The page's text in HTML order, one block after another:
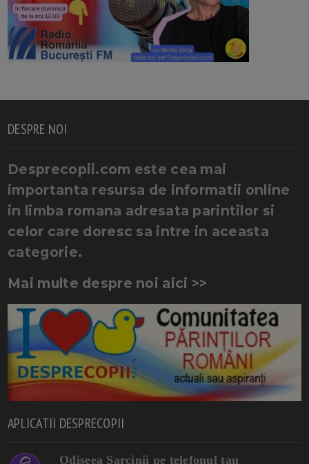
DESPRE NOI
Desprecopii.com este cea mai
importanta resursa de informatii online
in limba romana adresata parintilor si
celor care doresc sa intre in aceasta
categorie.
Mai multe despre noi aici >>
APLICATII DESPRECOPII
Odiseea Sarcinii pe telefonul tau